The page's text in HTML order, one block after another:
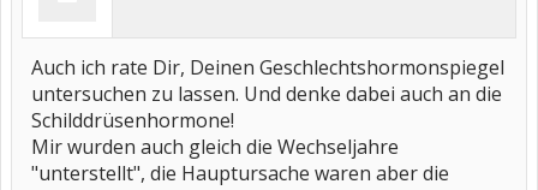
Auch ich rate Dir, Deinen Geschlechtshormonspiegel
untersuchen zu lassen. Und denke dabei auch an die
Schilddrüsenhormone!
Mir wurden auch gleich die Wechseljahre
"unterstellt", die Hauptursache waren aber die